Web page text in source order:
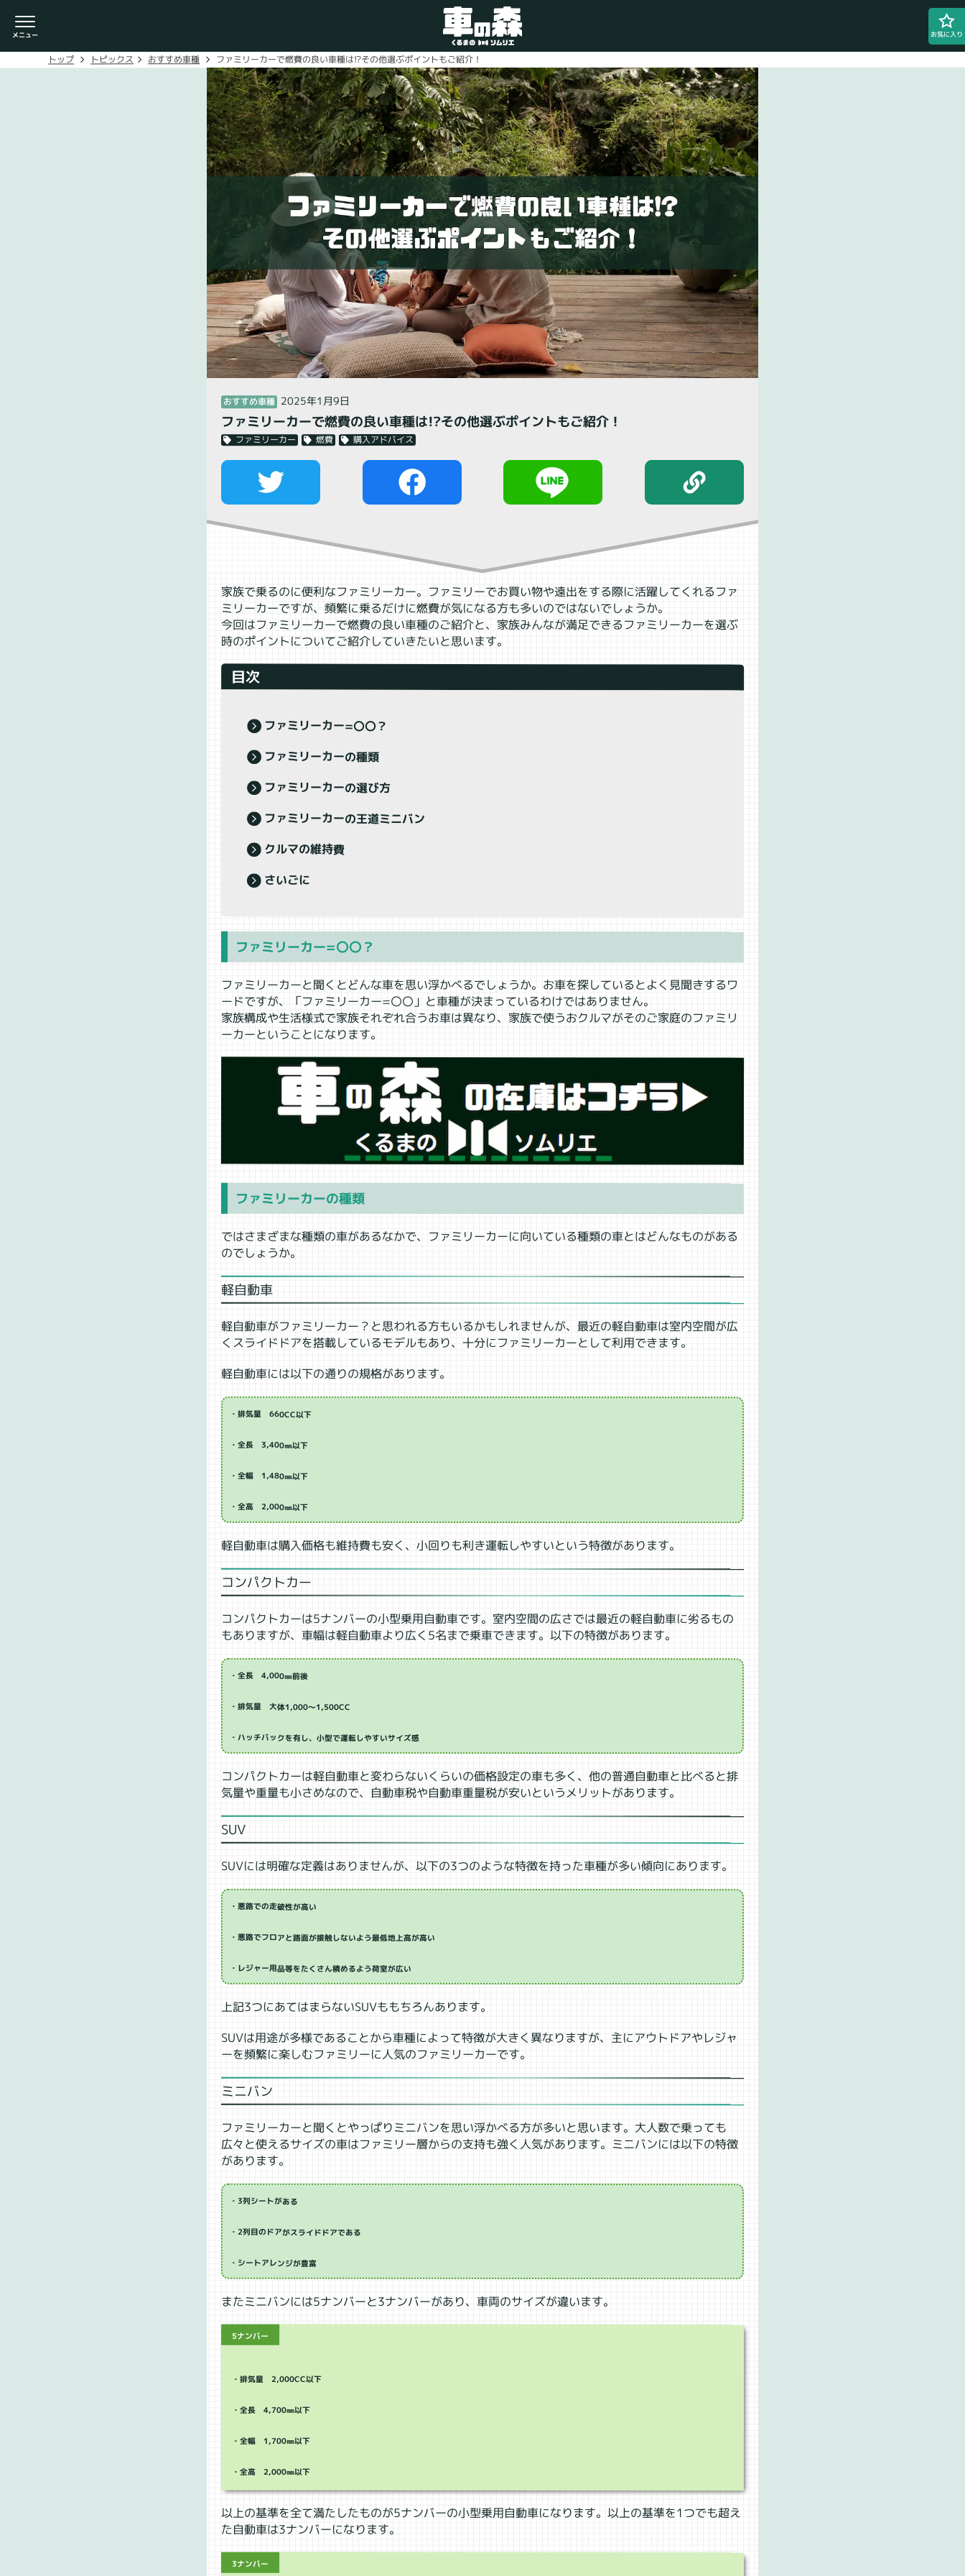
お気に入り
車検・整備のお問い合わせ
0800-080-1777
ご希望の店舗をタップしてください。
車の森
なかもず店 0800-830-3347
閉じる
トップ トピックス おすすめ車種 ファミリーカーで燃費の良い車種は!?その他選ぶポイントもご紹介！
おすすめ車種 2025年1月9日
ファミリーカーで燃費の良い車種は!?その他選ぶポイントもご紹介！
ファミリーカー 燃費 購入アドバイス
家族で乗るのに便利なファミリーカー。ファミリーでお買い物や遠出をする際に活躍してくれるファ
ミリーカーですが、頻繁に乗るだけに燃費が気になる方も多いのではないでしょうか。
今回はファミリーカーで燃費の良い車種のご紹介と、家族みんなが満足できるファミリーカーを選ぶ
時のポイントについてご紹介していきたいと思います。
目次
ファミリーカー=〇〇？
ファミリーカーの種類
ファミリーカーの選び方
ファミリーカーの王道ミニバン
クルマの維持費
さいごに
ファミリーカー=〇〇？
ファミリーカーと聞くとどんな車を思い浮かべるでしょうか。お車を探しているとよく見聞きするワ
ードですが、「ファミリーカー=〇〇」と車種が決まっているわけではありません。
家族構成や生活様式で家族それぞれ合うお車は異なり、家族で使うおクルマがそのご家庭のファミリ
ーカーということになります。
ファミリーカーの種類
ではさまざまな種類の車があるなかで、ファミリーカーに向いている種類の車とはどんなものがある
のでしょうか。
軽自動車
軽自動車がファミリーカー？と思われる方もいるかもしれませんが、最近の軽自動車は室内空間が広
くスライドドアを搭載しているモデルもあり、十分にファミリーカーとして利用できます。
軽自動車には以下の通りの規格があります。
・排気量 660CC以下
・全長 3,400㎜以下
・全幅 1,480㎜以下
・全高 2,000㎜以下
軽自動車は購入価格も維持費も安く、小回りも利き運転しやすいという特徴があります。
コンパクトカー
コンパクトカーは5ナンバーの小型乗用自動車です。室内空間の広さでは最近の軽自動車に劣るもの
もありますが、車幅は軽自動車より広く5名まで乗車できます。以下の特徴があります。
・全長 4,000㎜前後
・排気量 大体1,000～1,500CC
・ハッチバックを有し、小型で運転しやすいサイズ感
コンパクトカーは軽自動車と変わらないくらいの価格設定の車も多く、他の普通自動車と比べると排
気量や重量も小さめなので、自動車税や自動車重量税が安いというメリットがあります。
SUV
SUVには明確な定義はありませんが、以下の3つのような特徴を持った車種が多い傾向にあります。
・悪路での走破性が高い
・悪路でフロアと路面が接触しないよう最低地上高が高い
・レジャー用品等をたくさん積めるよう荷室が広い
上記3つにあてはまらないSUVももちろんあります。
SUVは用途が多様であることから車種によって特徴が大きく異なりますが、主にアウトドアやレジャ
ーを頻繁に楽しむファミリーに人気のファミリーカーです。
ミニバン
ファミリーカーと聞くとやっぱりミニバンを思い浮かべる方が多いと思います。大人数で乗っても
広々と使えるサイズの車はファミリー層からの支持も強く人気があります。ミニバンには以下の特徴
があります。
・3列シートがある
・2列目のドアがスライドドアである
・シートアレンジが豊富
またミニバンには5ナンバーと3ナンバーがあり、車両のサイズが違います。
5ナンバー
・排気量 2,000CC以下
・全長 4,700㎜以下
・全幅 1,700㎜以下
・全高 2,000㎜以下
以上の基準を全て満たしたものが5ナンバーの小型乗用自動車になります。以上の基準を1つでも超え
た自動車は3ナンバーになります。
3ナンバー